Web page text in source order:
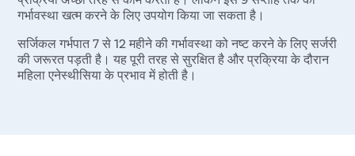
गर्भावस्था खत्म करने के लिए उपयोग किया जा सकता है।
सर्जिकल गर्भपात 7 से 12 महीने की गर्भावस्था को नष्ट करने के लिए सर्जरी
की जरूरत पड़ती है। यह पूरी तरह से सुरक्षित है और प्रक्रिया के दौरान
महिला एनेस्थीसिया के प्रभाव में होती है।